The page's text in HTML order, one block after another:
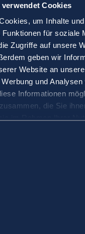
verwendet Cookies
um Inhalte
für soziale
Zugriffe auf unsere
geben wir
Website an
und
Informationen
die Sie